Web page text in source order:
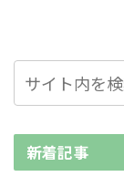
新着記事